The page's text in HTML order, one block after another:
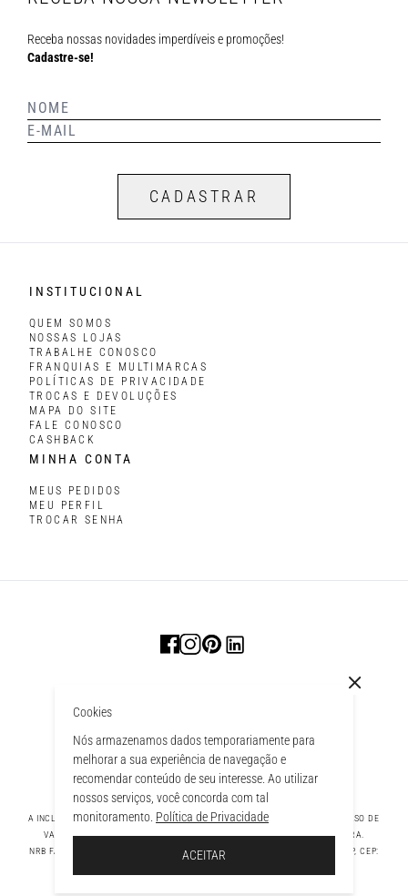
Cookies
Nós armazenamos dados temporariamente para
melhorar a sua experiência de navegação e
recomendar conteúdo de seu interesse. Ao utilizar
nossos serviços, você concorda com tal
monitoramento. Política de Privacidade
ACEITAR
SACOLA
Receba nossas novidades imperdíveis e promoções!
Cadastre-se!
CADASTRAR
INSTITUCIONAL
QUEM SOMOS
NOSSAS LOJAS
TRABALHE CONOSCO
FRANQUIAS E MULTIMARCAS
POLÍTICAS DE PRIVACIDADE
TROCAS E DEVOLUÇÕES
MAPA DO SITE
FALE CONOSCO
CASHBACK
MINHA CONTA
MEUS PEDIDOS
MEU PERFIL
TROCAR SENHA
A INCLUSÃO DE UM PRODUTO NA SACOLA NÃO GARANTE SEU PREÇO. EM CASO DE
VARIAÇÃO, PREVALECERÁ O PREÇO VIGENTE NA FINALIZAÇÃO DA COMPRA.
NRB FASHION COMPANY LTDA - AV. TAMBORE, 1043 - TAMBORÉ BARUERI - SP, CEP: